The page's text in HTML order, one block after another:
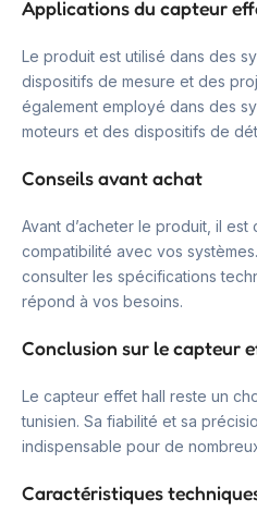
Applications du capteur
Le produit est utilisé dans des
dispositifs de mesure et des
également employé dans des
moteurs et des dispositifs de
Conseils avant achat
Avant d’acheter le produit, il
compatibilité avec vos
consulter les spécifications
répond à vos besoins.
Conclusion sur le capteur
Le capteur effet hall reste un
tunisien. Sa fiabilité et sa
indispensable pour de
Caractéristiques